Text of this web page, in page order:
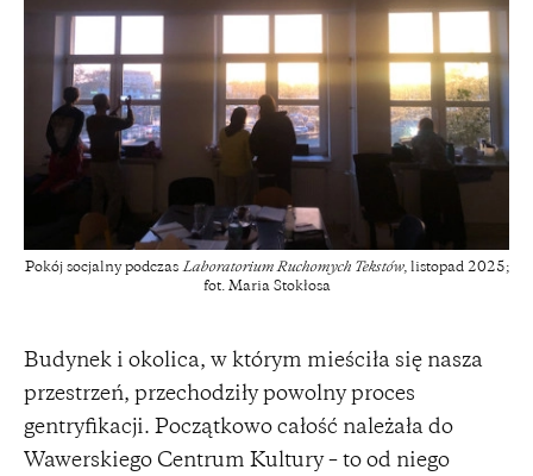
Pokój socjalny podczas Laboratorium Ruchomych Tekstów, listopad 2025;
fot. Maria Stokłosa
Budynek i okolica, w którym mieściła się nasza
przestrzeń, przechodziły powolny proces
gentryfikacji. Początkowo całość należała do
Wawerskiego Centrum Kultury – to od niego